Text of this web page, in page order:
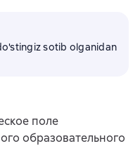
sotib olganidan
поле
образовательного